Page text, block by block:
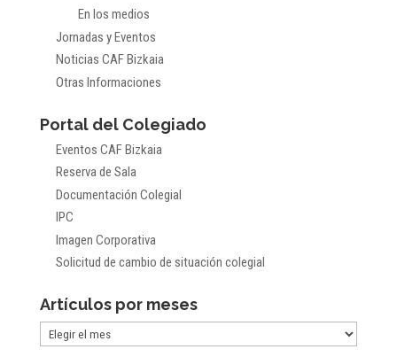
En los medios
Jornadas y Eventos
Noticias CAF Bizkaia
Otras Informaciones
Portal del Colegiado
Eventos CAF Bizkaia
Reserva de Sala
Documentación Colegial
IPC
Imagen Corporativa
Solicitud de cambio de situación colegial
Artículos por meses
Artículos